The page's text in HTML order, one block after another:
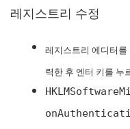
레지스트리 수정
레지스트리 에디터
력한 후 엔터 키를 누